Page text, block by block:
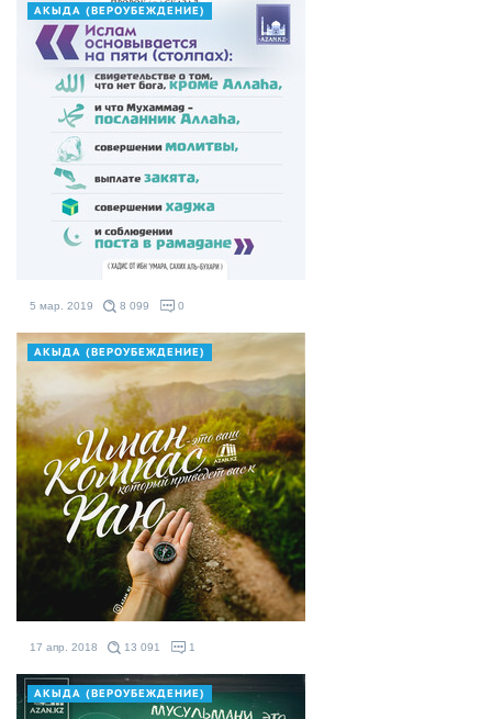
АКЫДА (ВЕРОУБЕЖДЕНИЕ)
5 мар. 2019 8 099 0
АКЫДА (ВЕРОУБЕЖДЕНИЕ)
17 апр. 2018 13 091 1
АКЫДА (ВЕРОУБЕЖДЕНИЕ)